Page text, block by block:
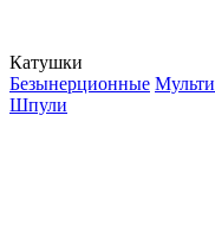
Катушки
Безынерционные
Шпули